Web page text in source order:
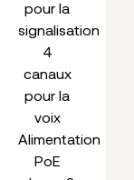
pour la
signalisation
4
canaux
pour la
voix
Alimentation
PoE